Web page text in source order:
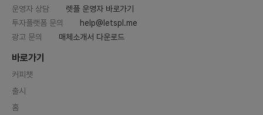
운영자 상담
렛플 운영자 바로가기
투자플랫폼 문의
help@letspl.me
광고 문의
매체소개서 다운로드
바로가기
커피챗
출시
홈